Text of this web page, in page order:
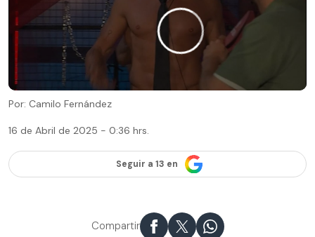
Por: Camilo Fernández
16 de Abril de 2025 - 0:36 hrs.
Seguir a 13 en
Compartir